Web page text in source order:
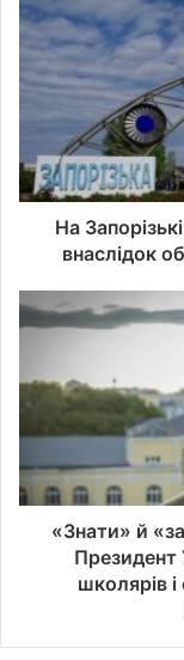
На
внаслідок
«Знати» й
Президент
школярів і